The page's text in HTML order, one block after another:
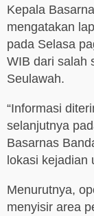
Kepala
mengatakan
pada Selasa
WIB dari salah
Seulawah.
“Informasi
selanjutnya
Basarnas
lokasi kejadian
Menurutnya,
menyisir area